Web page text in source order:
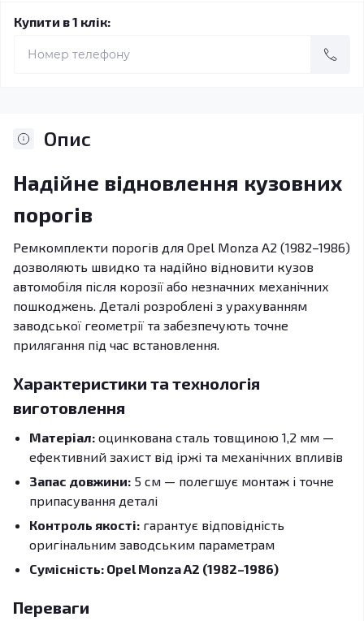
Купити в 1 клік:
Опис
Надійне відновлення кузовних
порогів
Ремкомплекти порогів для Opel Monza A2 (1982–1986)
дозволяють швидко та надійно відновити кузов
автомобіля після корозії або незначних механічних
пошкоджень. Деталі розроблені з урахуванням
заводської геометрії та забезпечують точне
прилягання під час встановлення.
Характеристики та технологія
виготовлення
Матеріал: оцинкована сталь товщиною 1,2 мм —
ефективний захист від іржі та механічних впливів
Запас довжини: 5 см — полегшує монтаж і точне
припасування деталі
Контроль якості: гарантує відповідність
оригінальним заводським параметрам
Сумісність: Opel Monza A2 (1982–1986)
Переваги